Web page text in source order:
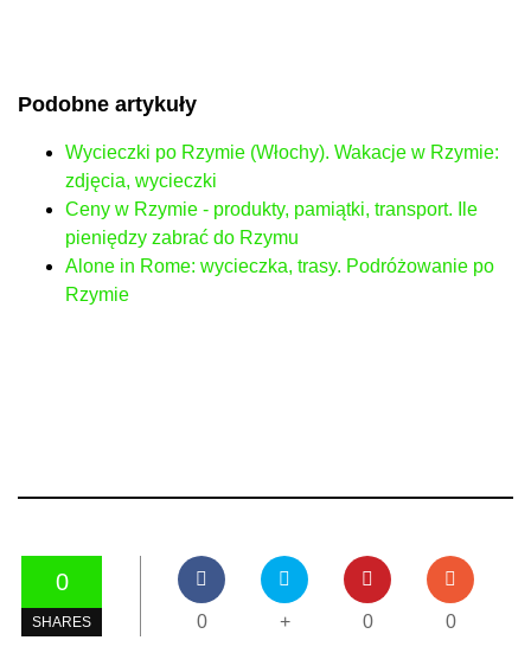
Podobne artykuły
Wycieczki po Rzymie (Włochy). Wakacje w Rzymie:
zdjęcia, wycieczki
Ceny w Rzymie - produkty, pamiątki, transport. Ile
pieniędzy zabrać do Rzymu
Alone in Rome: wycieczka, trasy. Podróżowanie po
Rzymie
0
SHARES 0 + 0 0